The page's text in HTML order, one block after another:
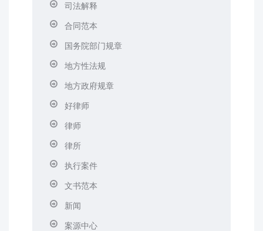
司法解释
合同范本
国务院部门规章
地方性法规
地方政府规章
好律师
律师
律所
执行案件
文书范本
新闻
案源中心